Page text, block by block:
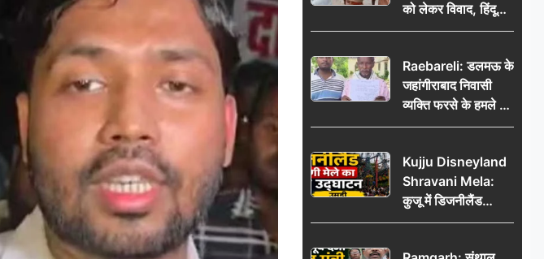
को लेकर विवाद, हिंदू
सुरक्षा संगठन ने उठाए
की मांग
Raebareli: डलमऊ के
जहांगीराबाद निवासी
व्यक्ति फरसे के हमले में
घायल थाने में शिकायत
हजार’, रकम न देने पर
कार्रवाई ठंडी!
Kujju Disneyland
Shravani Mela:
कुजू में डिजनीलैंड
श्रावणी मेले का भव्य